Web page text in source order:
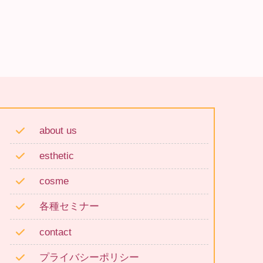
about us
esthetic
cosme
各種セミナー
contact
プライバシーポリシー